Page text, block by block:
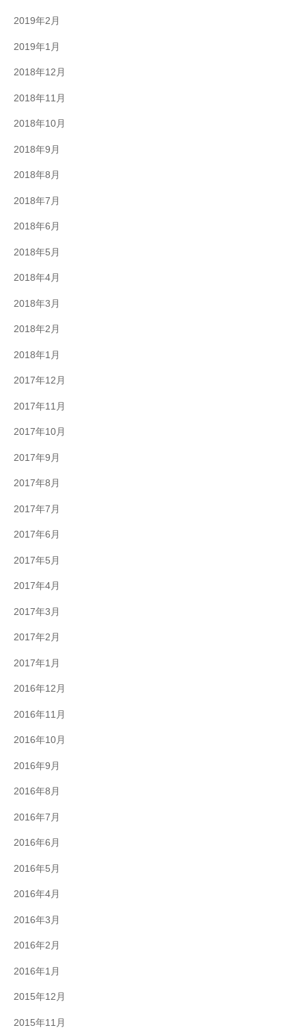
2019年2月
2019年1月
2018年12月
2018年11月
2018年10月
2018年9月
2018年8月
2018年7月
2018年6月
2018年5月
2018年4月
2018年3月
2018年2月
2018年1月
2017年12月
2017年11月
2017年10月
2017年9月
2017年8月
2017年7月
2017年6月
2017年5月
2017年4月
2017年3月
2017年2月
2017年1月
2016年12月
2016年11月
2016年10月
2016年9月
2016年8月
2016年7月
2016年6月
2016年5月
2016年4月
2016年3月
2016年2月
2016年1月
2015年12月
2015年11月